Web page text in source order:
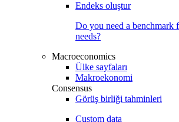
Endeks oluştur
Do you need a benchmark
needs?
Macroeconomics
Ülke sayfaları
Makroekonomi
Consensus
Görüş birliği tahminleri
Custom data